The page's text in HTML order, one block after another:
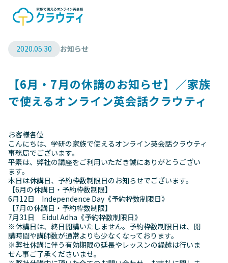
2020.05.30 お知らせ
【6月・7月の休講のお知らせ】／家族
で使えるオンライン英会話クラウティ
お客様各位
こんにちは、学研の家族で使えるオンライン英会話クラウティ
事務局でございます。
平素は、弊社の講座をご利用いただき誠にありがとうござい
ます。
本日は休講日、予約枠数制限日のお知らせでございます。
【6月の休講日・予約枠数制限】
6月12日 Independence Day《予約枠数制限日》
【7月の休講日・予約枠数制限】
7月31日 Eidul Adha《予約枠数制限日》
※休講日は、終日開講いたしません。予約枠数制限日は、開
講時間や講師数が通常よりも少なくなっております。
※弊社休講に伴う有効期限の延長やレッスンの繰越は行いま
せん事ご了承くださいませ。